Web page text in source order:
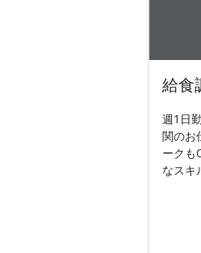
給食
週1日
関のお
ークも
なスキ